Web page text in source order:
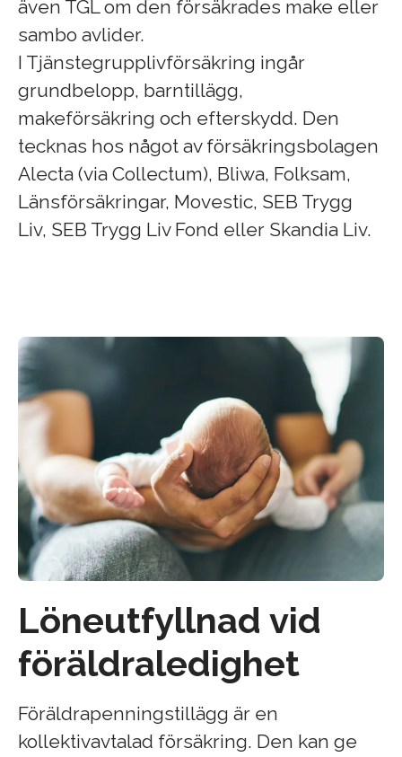
även TGL om den försäkrades make eller
sambo avlider.
I Tjänstegrupplivförsäkring ingår
grundbelopp, barntillägg,
makeförsäkring och efterskydd. Den
tecknas hos något av försäkringsbolagen
Alecta (via Collectum), Bliwa, Folksam,
Länsförsäkringar, Movestic, SEB Trygg
Liv, SEB Trygg Liv Fond eller Skandia Liv.
Löneutfyllnad vid
föräldraledighet
Föräldrapenningstillägg är en
kollektivavtalad försäkring. Den kan ge